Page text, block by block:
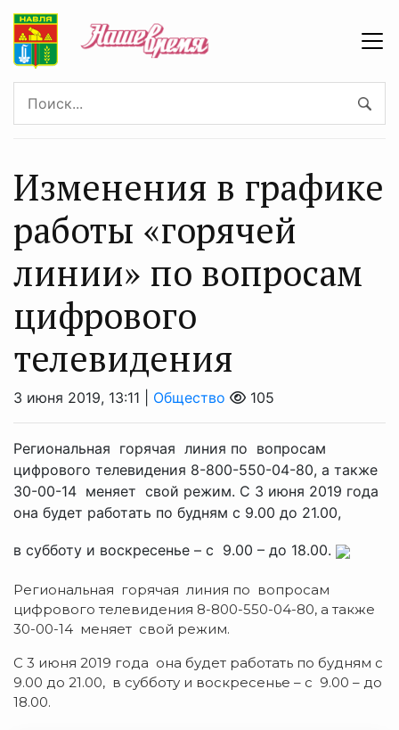
Изменения в графике
работы «горячей
линии» по вопросам
цифрового
телевидения
3 июня 2019, 13:11 | Общество 105
Региональная горячая линия по вопросам
цифрового телевидения 8-800-550-04-80, а также
30-00-14 меняет свой режим. С 3 июня 2019 года
она будет работать по будням с 9.00 до 21.00,
в субботу и воскресенье – с 9.00 – до 18.00.
Региональная горячая линия по вопросам
цифрового телевидения 8-800-550-04-80, а также
30-00-14 меняет свой режим.
С 3 июня 2019 года она будет работать по будням с
9.00 до 21.00, в субботу и воскресенье – с 9.00 – до
18.00.